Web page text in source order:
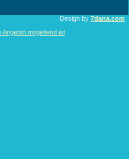
Design by 7dana.com
mitgeltend ist